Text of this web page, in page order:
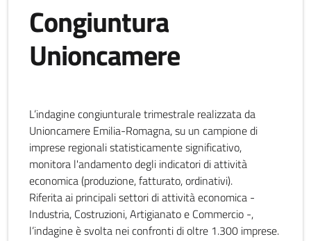
Congiuntura
Unioncamere
L’indagine congiunturale trimestrale realizzata da
Unioncamere Emilia-Romagna, su un campione di
imprese regionali statisticamente significativo,
monitora l'andamento degli indicatori di attività
economica (produzione, fatturato, ordinativi).
Riferita ai principali settori di attività economica -
Industria, Costruzioni, Artigianato e Commercio -,
l’indagine è svolta nei confronti di oltre 1.300 imprese.